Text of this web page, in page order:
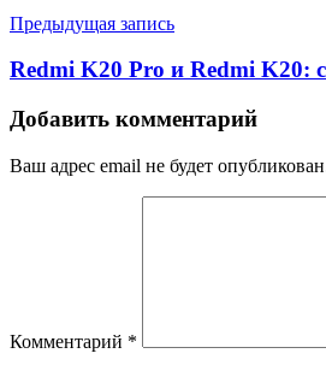
Предыдущая запись
Redmi K20 Pro и Redmi K20:
Добавить комментарий
Ваш адрес email не будет
Комментарий *